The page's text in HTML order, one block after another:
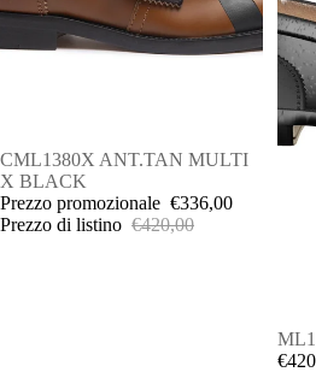
IN OFFERTA
CML1380X ANT.TAN MULTI
X BLACK
Prezzo promozionale €336,00
Prezzo di listino €420,00